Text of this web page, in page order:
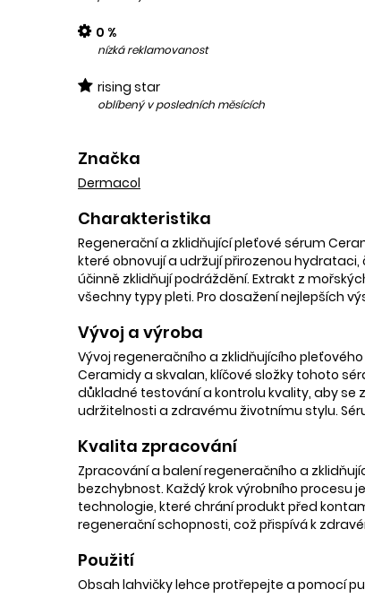
0 %
nízká reklamovanost
rising star
oblíbený v posledních měsících
Značka
Dermacol
Charakteristika
Regenerační a zklidňující pleťové sérum
které obnovují a udržují přirozenou
účinně zklidňují podráždění. Extrakt z
všechny typy pleti. Pro dosažení nejlepších
Vývoj a výroba
Vývoj regeneračního a zklidňujícího
Ceramidy a skvalan, klíčové složky tohoto
důkladné testování a kontrolu kvality, aby se
udržitelnosti a zdravému životnímu stylu.
Kvalita zpracování
Zpracování a balení regeneračního a
bezchybnost. Každý krok výrobního procesu
technologie, které chrání produkt před
regenerační schopnosti, což přispívá k
Použití
Obsah lahvičky lehce protřepejte a pomocí